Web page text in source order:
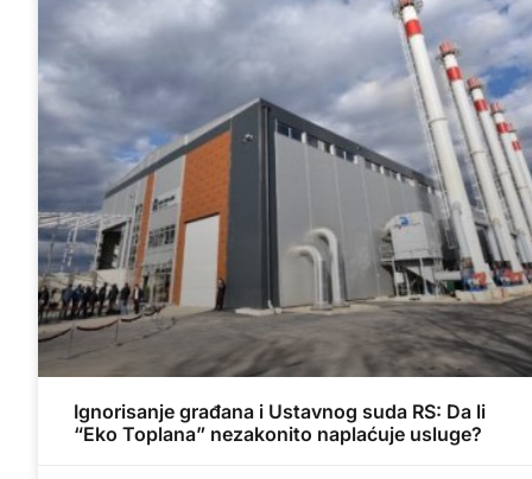
Ignorisanje građana i Ustavnog suda RS: Da li
“Eko Toplana” nezakonito naplaćuje usluge?